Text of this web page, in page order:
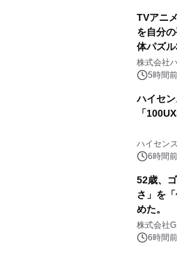
TVアニ
を自分
体パズ
ギミック
ルが8月
株式会社
5時間前
ハイセ
「
ハイセン
6時間前
52歳、
さ」を
めた。
株式会社
6時間前